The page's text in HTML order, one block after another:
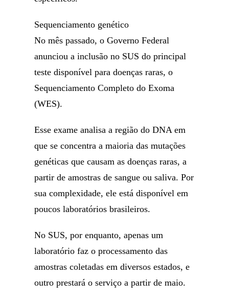
Sequenciamento genético
No mês passado, o Governo Federal
anunciou a inclusão no SUS do principal
teste disponível para doenças raras, o
Sequenciamento Completo do Exoma
(WES).
Esse exame analisa a região do DNA em
que se concentra a maioria das mutações
genéticas que causam as doenças raras, a
partir de amostras de sangue ou saliva. Por
sua complexidade, ele está disponível em
poucos laboratórios brasileiros.
No SUS, por enquanto, apenas um
laboratório faz o processamento das
amostras coletadas em diversos estados, e
outro prestará o serviço a partir de maio.